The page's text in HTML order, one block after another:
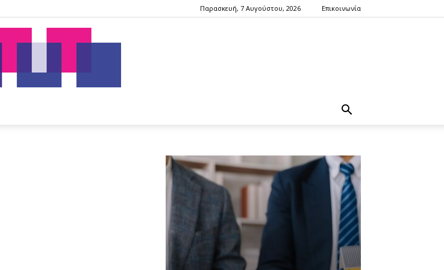
Παρασκευή, 7 Αυγούστου, 2026 Επικοινωνία